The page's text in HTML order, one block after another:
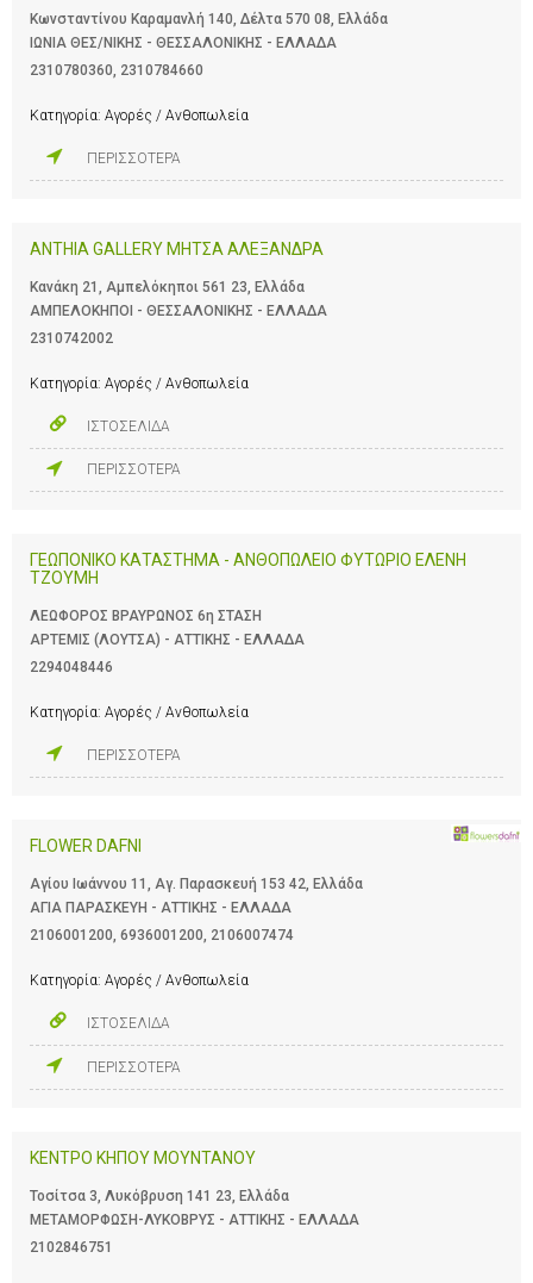
Κωνσταντίνου Καραμανλή 140, Δέλτα 570 08, Ελλάδα
ΙΩΝΙΑ ΘΕΣ/ΝΙΚΗΣ - ΘΕΣΣΑΛΟΝΙΚΗΣ - ΕΛΛΑΔΑ
2310780360 2310784660
Κατηγορία: Αγορές / Ανθοπωλεία
ΠΕΡΙΣΣΟΤΕΡΑ
ANTHIA GALLERY ΜΗΤΣΑ ΑΛΕΞΑΝΔΡΑ
Κανάκη 21, Αμπελόκηποι 561 23, Ελλάδα
ΑΜΠΕΛΟΚΗΠΟΙ - ΘΕΣΣΑΛΟΝΙΚΗΣ - ΕΛΛΑΔΑ
2310742002
Κατηγορία: Αγορές / Ανθοπωλεία
ΙΣΤΟΣΕΛΙΔΑ
ΠΕΡΙΣΣΟΤΕΡΑ
ΓΕΩΠΟΝΙΚΟ ΚΑΤΑΣΤΗΜΑ - ΑΝΘΟΠΩΛΕΙΟ ΦΥΤΩΡΙΟ ΕΛΕΝΗ
ΤΖΟΥΜΗ
ΛΕΩΦΟΡΟΣ ΒΡΑΥΡΩΝΟΣ 6η ΣΤΑΣΗ
ΑΡΤΕΜΙΣ (ΛΟΥΤΣΑ) - ΑΤΤΙΚΗΣ - ΕΛΛΑΔΑ
2294048446
Κατηγορία: Αγορές / Ανθοπωλεία
ΠΕΡΙΣΣΟΤΕΡΑ
FLOWER DAFNI
Αγίου Ιωάννου 11, Αγ. Παρασκευή 153 42, Ελλάδα
ΑΓΙΑ ΠΑΡΑΣΚΕΥΗ - ΑΤΤΙΚΗΣ - ΕΛΛΑΔΑ
2106001200, 6936001200, 2106007474
Κατηγορία: Αγορές / Ανθοπωλεία
ΙΣΤΟΣΕΛΙΔΑ
ΠΕΡΙΣΣΟΤΕΡΑ
ΚΕΝΤΡΟ ΚΗΠΟΥ ΜΟΥΝΤΑΝΟΥ
Τοσίτσα 3, Λυκόβρυση 141 23, Ελλάδα
ΜΕΤΑΜΟΡΦΩΣΗ-ΛΥΚΟΒΡΥΣ - ΑΤΤΙΚΗΣ - ΕΛΛΑΔΑ
2102846751